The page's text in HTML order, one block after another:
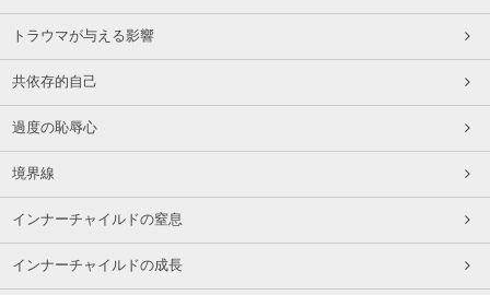
トラウマが与える影響
共依存的自己
過度の恥辱心
境界線
インナーチャイルドの窒息
インナーチャイルドの成長